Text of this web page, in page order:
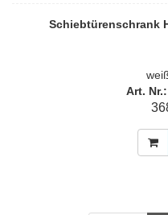
Schiebtürenschrank
Art.